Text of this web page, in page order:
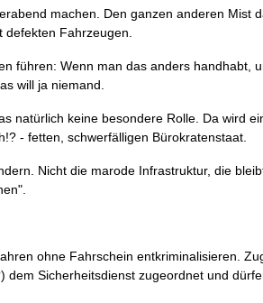
machen. Den ganzen anderen Mist
Fahrzeugen.
führen: Wenn man das anders handhabt,
will ja niemand.
natürlich keine besondere Rolle. Da wird
- fetten, schwerfälligen Bürokratenstaat.
Nicht die marode Infrastruktur, die
ohne Fahrschein entkriminalisieren.
dem Sicherheitsdienst zugeordnet und